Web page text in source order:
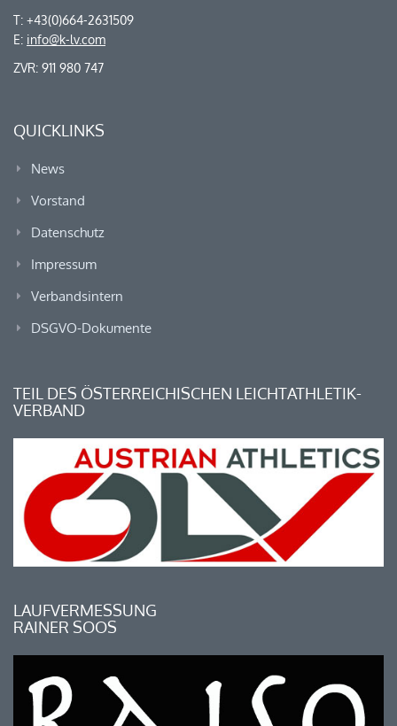
T: +43(0)664-2631509
E: info@k-lv.com
ZVR: 911 980 747
QUICKLINKS
News
Vorstand
Datenschutz
Impressum
Verbandsintern
DSGVO-Dokumente
TEIL DES ÖSTERREICHISCHEN LEICHTATHLETIK-
VERBAND
LAUFVERMESSUNG
RAINER SOOS